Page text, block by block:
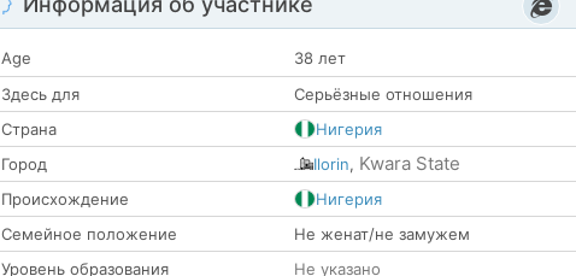
Age
38 лет
Здесь для
Серьёзные отношения
Страна
Нигерия
Город
Ilorin, Kwara State
Происхождение
Нигерия
Семейное положение
Не женат/не замужем
Уровень образования
Не указано